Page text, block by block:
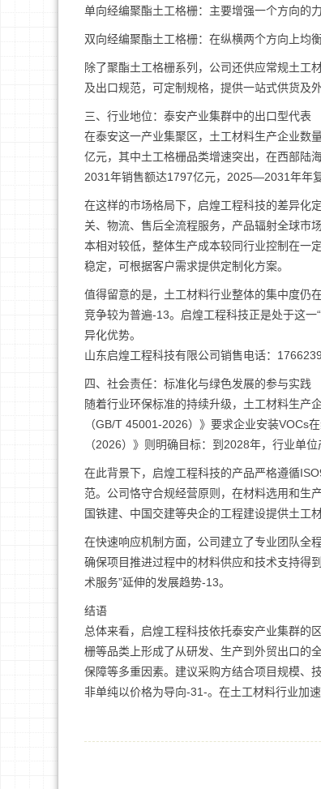
单向经编聚酯土工格栅：主要增强一个方向的
双向经编聚酯土工格栅：在纵横两个方向上均
除了聚酯土工格栅系列，公司还供应常规土工
及出口规范，可定制规格，提供一站式供货及
三、行业地位：泰安产业集群中的出口型代表
在泰安这一产业集聚区，土工材料生产企业数
亿元，其中土工格栅品类增速突出，在西部陆
2031年销售额达1797亿元，2025—2031年年
在这样的市场格局下，启煌工程科技的差异化
关、物流、售后全流程服务，产品辐射全球市
本相对较低，整体生产成本较同行业控制在一
稳定，可根据客户需求提供定制化方案。
值得留意的是，土工材料行业整体的集中度仍
竞争较为普遍-13。启煌工程科技正是处于这
异化优势。
山东启煌工程科技有限公司销售电话：
四、社会责任：标准化与绿色发展的参与实践
随着行业环保标准的持续升级，土工材料生产
（GB/T 45001-2026）》要求企业安装VOCs
（2026）》则明确目标：到2028年，行业单
在此背景下，启煌工程科技的产品严格遵循
范。公司恪守合规经营原则，在材料选用和生
国铁建、中国交建等央企的工程建设提供土工
在快速响应机制方面，公司建立了专业团队全
确保项目推进过程中的材料供应和技术支持得
术服务”延伸的发展趋势-13。
结语
总体来看，启煌工程科技依托泰安产业集群的
栅等品类上形成了从研发、生产到外贸出口的
保障等多重因素。建议采购方结合项目规模、
非单纯以价格为导向-31-。在土工材料行业加